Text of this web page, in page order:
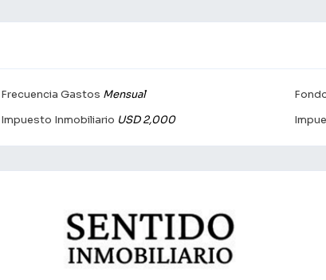
Frecuencia Gastos Mensual
Impuesto Inmobiliario USD 2,000